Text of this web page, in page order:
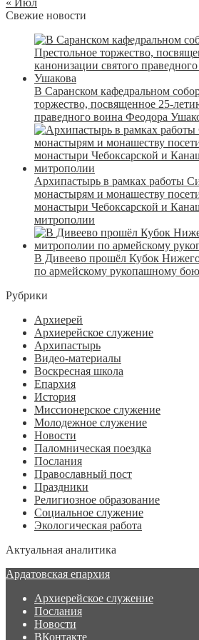
Свежие новости
В Саранском кафедральном
торжество, посвященное 25-
праведного воина Феодора
Архипастырь в рамках работы
монастырям и монашеству
монастыри Чебоксарской и
митрополии
В Дивеево прошёл Кубок
по армейскому рукопашному бою
Рубрики
Архиерей
Архиерейское служение
Архипастырь
Видео-материалы
Воскресная школа
Епархия
История
Миссионерское служение
Молодежное служение
Новости
Паломническая поездка
Послания
Православный пост
Праздники
Религиозное образование
Социальное служение
Экологическая работа
Актуальная аналитика
Ардатовская епархия
Архиерейское служение
Послания
Новости
ВКонтакте